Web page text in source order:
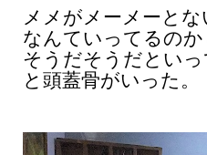
メメがメーメーとな
なんていってるのか
そうだそうだといっ
と頭蓋骨がいった。